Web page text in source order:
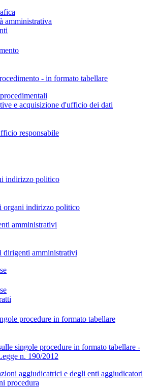
amministrativa
- in formato tabellare
e acquisizione d'ufficio dei dati
responsabile
indirizzo politico
organi indirizzo politico
amministrativi
dirigenti amministrativi
procedure in formato tabellare
singole procedure in formato tabellare -
n. 190/2012
aggiudicatrici e degli enti aggiudicatori
procedura